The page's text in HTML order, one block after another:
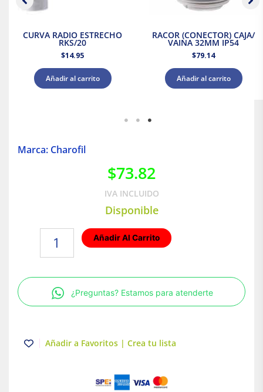
CURVA RADIO ESTRECHO
RKS/20
$14.95
Añadir al carrito
RACOR (CONECTOR) CAJA/
VAINA 32MM IP54
$79.14
Añadir al carrito
Marca: Charofil
$73.82
IVA INCLUIDO
Disponible
100mm
montar
charola
desde
Zinc
Añadir Al Carrito
¿Preguntas? Estamos para atenderte
Añadir a Favoritos | Crea tu lista